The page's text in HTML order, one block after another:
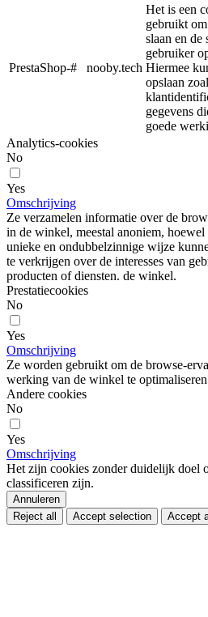
PrestaShop-# nooby.tech
Het is een
gebruikt
slaan en de
gebruiker
Hiermee
opslaan
gegevens
goede
Analytics-cookies
No
Yes
Omschrijving
Ze verzamelen informatie over de
in de winkel, meestal anoniem,
unieke en ondubbelzinnige wijze
te verkrijgen over de interesses van
producten of diensten. de winkel.
Prestatiecookies
No
Yes
Omschrijving
Ze worden gebruikt om de browse-
werking van de winkel te
Andere cookies
No
Yes
Omschrijving
Het zijn cookies zonder duidelijk doel
classificeren zijn.
Annuleren
Reject all
Accept selection Accept